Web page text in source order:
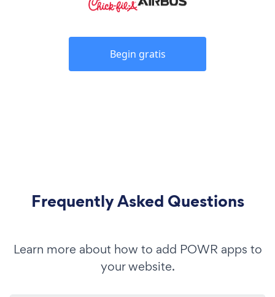
Begin gratis
Frequently Asked Questions
Learn more about how to add POWR apps to
your website.